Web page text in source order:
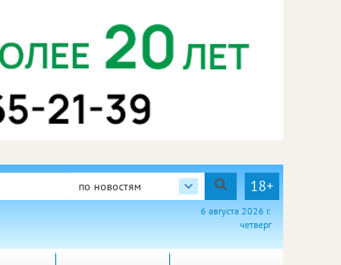
по новостям 18+
6 августа 2026 г.
четверг